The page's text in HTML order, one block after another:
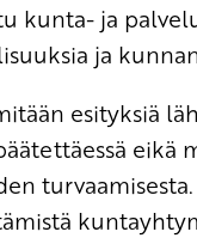
kunta- ja
ja
esityksiä